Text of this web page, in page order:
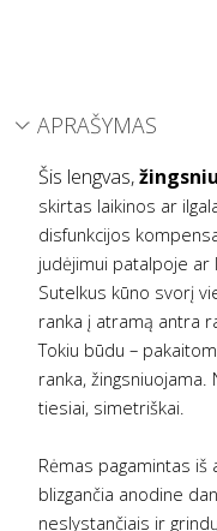
APRAŠYMAS
Šis lengvas,
skirtas laikinos ar
disfunkcijos
judėjimui patalpoje ar
Sutelkus kūno svorį
ranka į atramą antra
Tokiu būdu –
ranka,
tiesiai, simetriškai.
Rėmas pagamintas iš
blizgančia anodine
neslystančiais ir